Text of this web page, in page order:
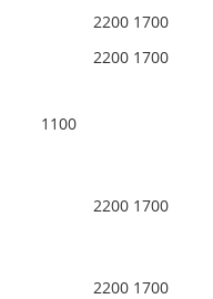
2200 1700
2200 1700
1100
2200 1700
2200 1700